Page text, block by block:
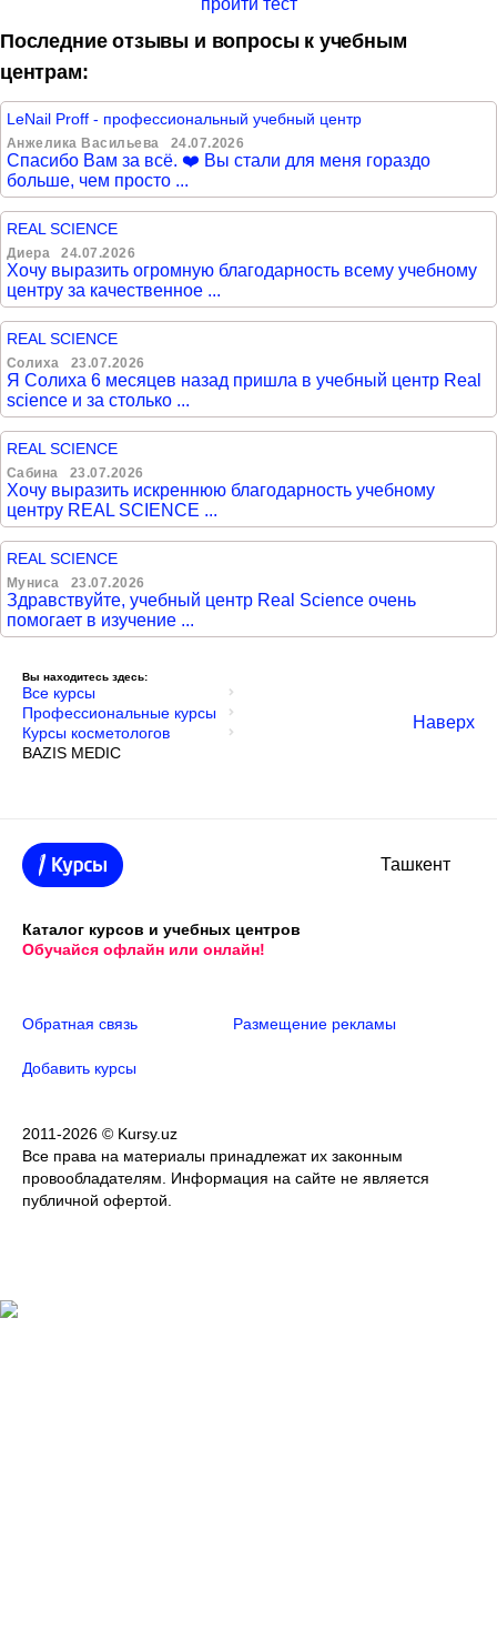
пройти тест
Последние отзывы и вопросы к учебным
центрам:
LeNail Proff - профессиональный учебный центр
Анжелика Васильева 24.07.2026
Спасибо Вам за всё. ❤️ Вы стали для меня гораздо
больше, чем просто ...
REAL SCIENCE
Диера 24.07.2026
Хочу выразить огромную благодарность всему учебному
центру за качественное ...
REAL SCIENCE
Солиха 23.07.2026
Я Солиха 6 месяцев назад пришла в учебный центр Real
science и за столько ...
REAL SCIENCE
Сабина 23.07.2026
Хочу выразить искреннюю благодарность учебному
центру REAL SCIENCE ...
REAL SCIENCE
Муниса 23.07.2026
Здравствуйте, учебный центр Real Science очень
помогает в изучение ...
Вы находитесь здесь:
Все курсы
Профессиональные курсы
Курсы косметологов
BAZIS MEDIC
Наверх
Ташкент
Каталог курсов и учебных центров
Обучайся офлайн или онлайн!
Обратная связь Размещение рекламы
Добавить курсы
2011-2026 © Kursy.uz
Все права на материалы принадлежат их законным
провообладателям. Информация на сайте не является
публичной офертой.